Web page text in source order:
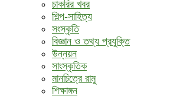
চাকরির খবর
শিল্প-সাহিত্য
সংস্কৃতি
বিজ্ঞান ও তথ্য প্রযুক্তি
উন্নয়ন
সাংস্কৃতিক
মানচিত্রে রামু
শিক্ষাঙ্গন